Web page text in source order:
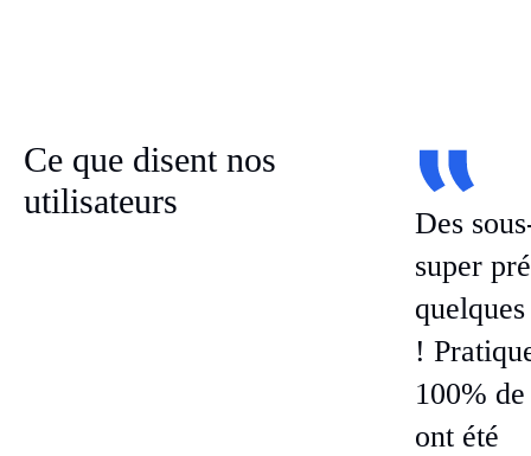
Ce que disent nos
utilisateurs
Des
super
!
100%
ont été